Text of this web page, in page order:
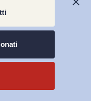
Tribunale di Modena, Italia.
Direttrice ADAPT